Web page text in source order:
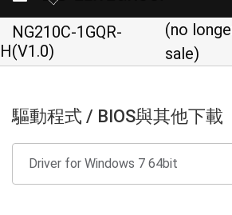
NG210C-1GQR-
H(V1.0)
(no
sale)
驅動程式 / BIOS與其他下載